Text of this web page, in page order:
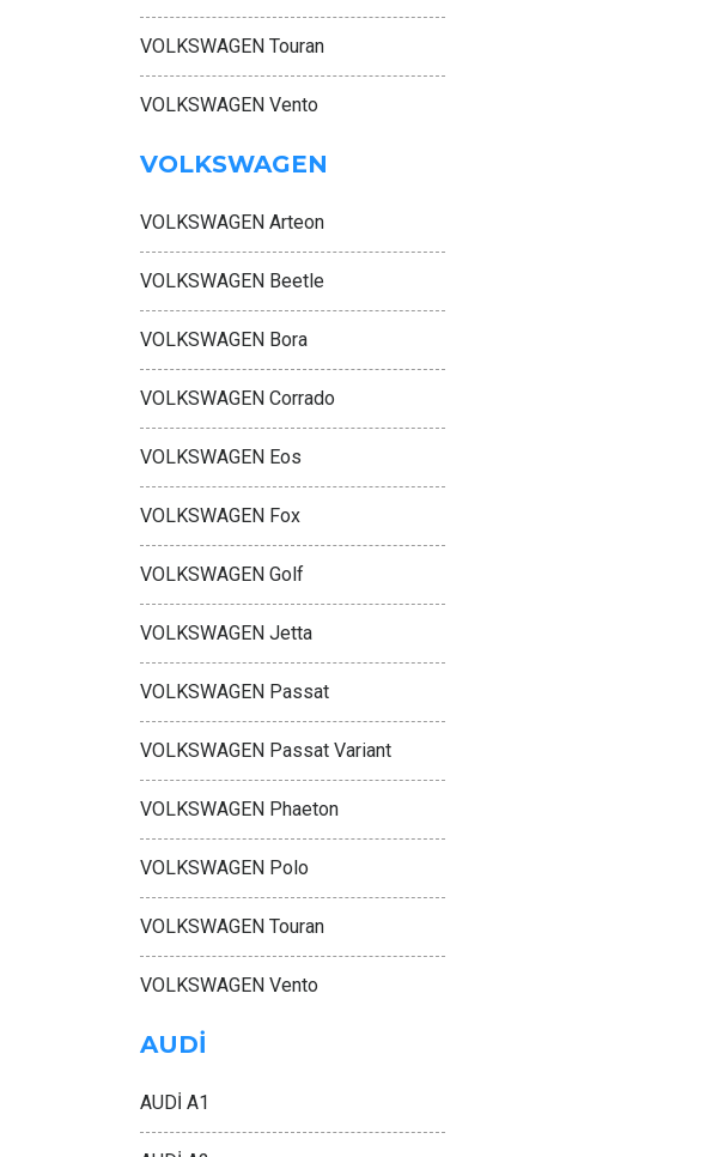
VOLKSWAGEN Touran
VOLKSWAGEN Vento
VOLKSWAGEN
VOLKSWAGEN Arteon
VOLKSWAGEN Beetle
VOLKSWAGEN Bora
VOLKSWAGEN Corrado
VOLKSWAGEN Eos
VOLKSWAGEN Fox
VOLKSWAGEN Golf
VOLKSWAGEN Jetta
VOLKSWAGEN Passat
VOLKSWAGEN Passat Variant
VOLKSWAGEN Phaeton
VOLKSWAGEN Polo
VOLKSWAGEN Touran
VOLKSWAGEN Vento
AUDİ
AUDİ A1